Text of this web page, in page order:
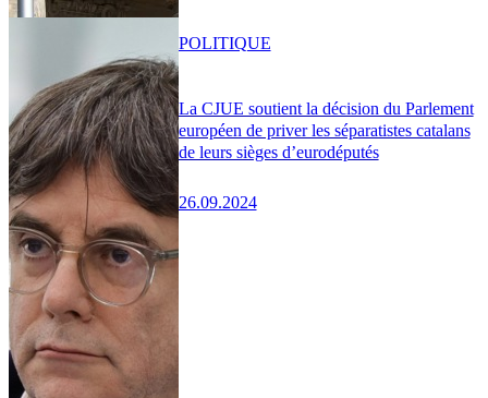
La CJUE soutient la décision du Parlement
européen de priver les séparatistes catalans
de leurs sièges d’eurodéputés
26.09.2024
POLITIQUE